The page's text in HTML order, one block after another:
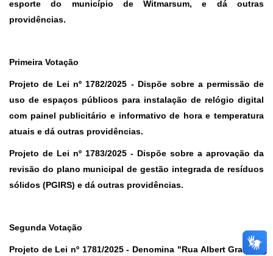
esporte do município de Witmarsum, e dá outras
providências.
Primeira Votação
Projeto de Lei nº 1782/2025 - Dispõe sobre a permissão de
uso de espaços públicos para instalação de relógio digital
com painel publicitário e informativo de hora e temperatura
atuais e dá outras providências.
Projeto de Lei nº 1783/2025 - Dispõe sobre a aprovação da
revisão do plano municipal de gestão integrada de resíduos
sólidos (PGIRS) e dá outras providências.
Segunda Votação
Projeto de Lei nº 1781/2025 - Denomina "Rua Albert Graf" no